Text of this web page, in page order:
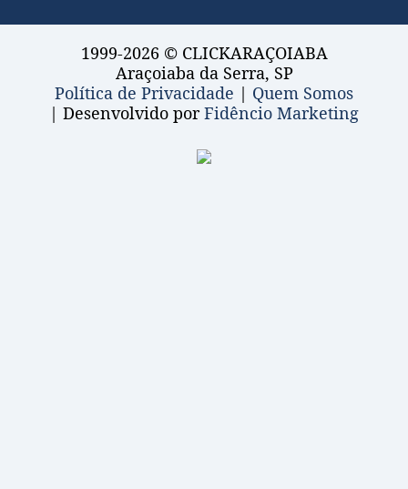
1999-2026 © CLICKARAÇOIABA
Araçoiaba da Serra, SP
Política de Privacidade | Quem Somos
| Desenvolvido porFidêncio Marketing